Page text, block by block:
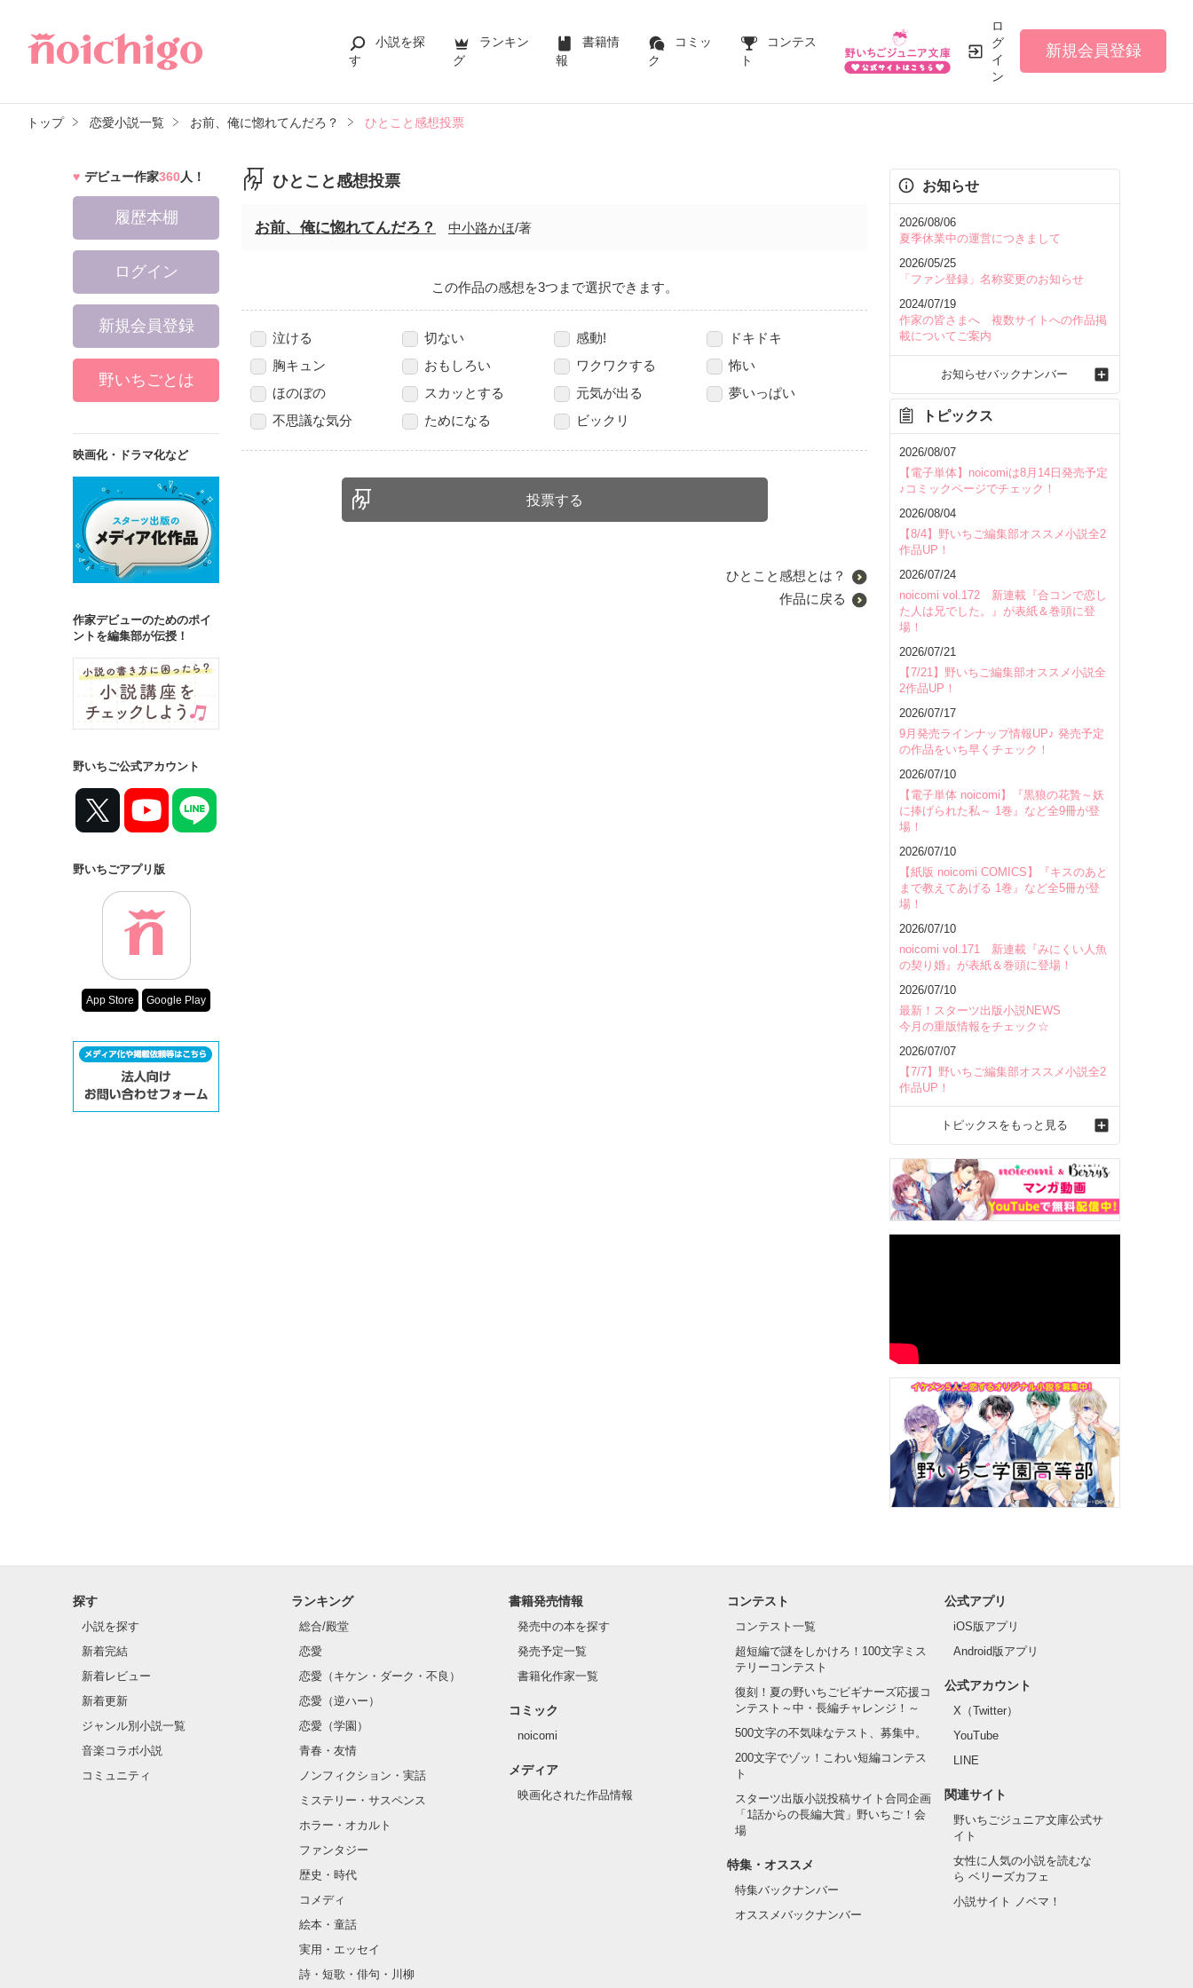
小説を探
す
ランキン
グ
書籍情
報
コミッ
ク
コンテス
ト
ロ
グ
イ
ン
新規会員登録
トップ 恋愛小説一覧 お前、俺に惚れてんだろ？ ひとこと感想投票
ひとこと感想投票
お前、俺に惚れてんだろ？ 中小路かほ/著
この作品の感想を3つまで選択できます。
泣ける 切ない 感動!
ドキドキ
胸キュン
おもしろい ワクワクする
怖い
ほのぼの
スカッとする 元気が出る
夢いっぱい
不思議な気分
ためになる ビックリ
ひとこと感想とは？
作品に戻る
デビュー作家360人！
履歴本棚
ログイン
新規会員登録
野いちごとは
映画化・ドラマ化など
作家デビューのためのポイ
ントを編集部が伝授！
野いちご公式アカウント
野いちごアプリ版
App Store Google Play
お知らせ
2026/08/06
夏季休業中の運営につきまして
2026/05/25
「ファン登録」名称変更のお知らせ
2024/07/19
作家の皆さまへ 複数サイトへの作品掲
載についてご案内
お知らせバックナンバー
トピックス
2026/08/07
【電子単体】noicomiは8月14日発売予定
♪コミックページでチェック！
2026/08/04
【8/4】野いちご編集部オススメ小説全2
作品UP！
2026/07/24
noicomi vol.172 新連載『合コンで恋し
た人は兄でした。』が表紙＆巻頭に登
場！
2026/07/21
【7/21】野いちご編集部オススメ小説全
2作品UP！
2026/07/17
9月発売ラインナップ情報UP♪ 発売予定
の作品をいち早くチェック！
2026/07/10
【電子単体 noicomi】『黒狼の花贄～妖
に捧げられた私～ 1巻』など全9冊が登
場！
2026/07/10
【紙版 noicomi COMICS】『キスのあと
まで教えてあげる 1巻』など全5冊が登
場！
2026/07/10
noicomi vol.171 新連載『みにくい人魚
の契り婚』が表紙＆巻頭に登場！
2026/07/10
最新！スターツ出版小説NEWS
今月の重版情報をチェック☆
2026/07/07
【7/7】野いちご編集部オススメ小説全2
作品UP！
トピックスをもっと見る
探す
小説を探す
新着完結
新着レビュー
新着更新
ジャンル別小説一覧
音楽コラボ小説
コミュニティ
ランキング
総合/殿堂
恋愛
恋愛（キケン・ダーク・不良）
恋愛（逆ハー）
恋愛（学園）
青春・友情
ノンフィクション・実話
ミステリー・サスペンス
ホラー・オカルト
ファンタジー
歴史・時代
コメディ
絵本・童話
実用・エッセイ
詩・短歌・俳句・川柳
書籍発売情報
発売中の本を探す
発売予定一覧
書籍化作家一覧
コミック
noicomi
メディア
映画化された作品情報
コンテスト
コンテスト一覧
超短編で謎をしかけろ！100文字ミス
テリーコンテスト
復刻！夏の野いちごビギナーズ応援コ
ンテスト～中・長編チャレンジ！～
500文字の不気味なテスト、募集中。
200文字でゾッ！こわい短編コンテス
ト
スターツ出版小説投稿サイト合同企画
「1話からの長編大賞」野いちご！会
場
特集・オススメ
特集バックナンバー
オススメバックナンバー
公式アプリ
iOS版アプリ
Android版アプリ
公式アカウント
X（Twitter）
YouTube
LINE
関連サイト
野いちごジュニア文庫公式サ
イト
女性に人気の小説を読むな
ら ベリーズカフェ
小説サイト ノベマ！